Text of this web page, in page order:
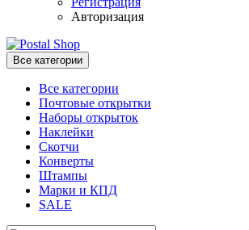
Авторизация
Все категории
Все категории
Почтовые открытки
Наборы открыток
Наклейки
Скотчи
Конверты
Штампы
Марки и КПД
SALE